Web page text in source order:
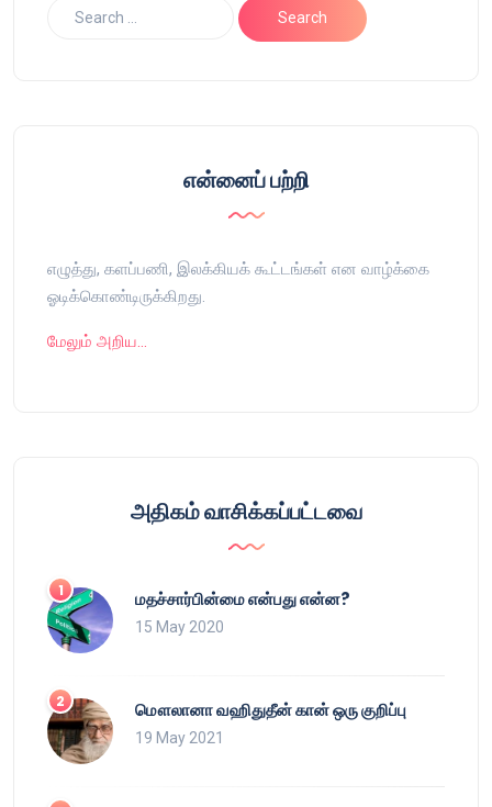
என்னைப் பற்றி
எழுத்து, களப்பணி, இலக்கியக் கூட்டங்கள் என வாழ்க்கை
ஓடிக்கொண்டிருக்கிறது.
மேலும் அறிய…
அதிகம் வாசிக்கப்பட்டவை
மதச்சார்பின்மை என்பது என்ன?
15 May 2020
மௌலானா வஹிதுதீன் கான் ஒரு குறிப்பு
19 May 2021